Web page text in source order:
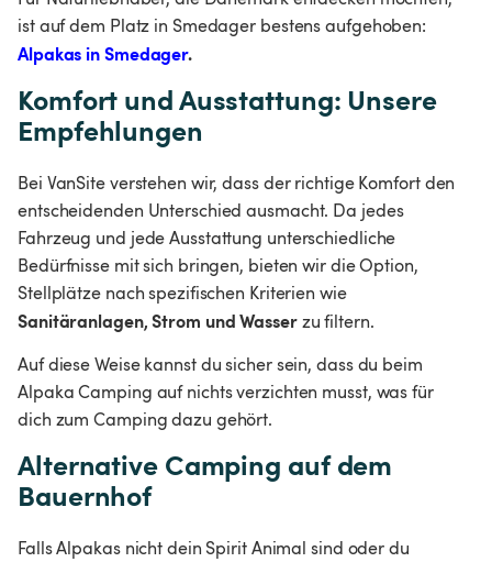
ist auf dem Platz in Smedager bestens aufgehoben:
Alpakas in Smedager.
Komfort und Ausstattung: Unsere
Empfehlungen
Bei VanSite verstehen wir, dass der richtige Komfort den
entscheidenden Unterschied ausmacht. Da jedes
Fahrzeug und jede Ausstattung unterschiedliche
Bedürfnisse mit sich bringen, bieten wir die Option,
Stellplätze nach spezifischen Kriterien wie
Sanitäranlagen, Strom und Wasser zu filtern.
Auf diese Weise kannst du sicher sein, dass du beim
Alpaka Camping auf nichts verzichten musst, was für
dich zum Camping dazu gehört.
Alternative Camping auf dem
Bauernhof
Falls Alpakas nicht dein Spirit Animal sind oder du